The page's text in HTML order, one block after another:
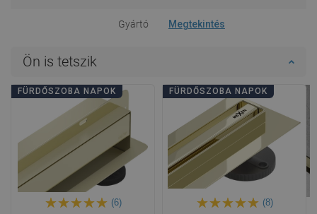
Gyártó Megtekintés
Ön is tetszik
FÜRDŐSZOBA NAPOK
(6)
FÜRDŐSZOBA NAPOK
(8)